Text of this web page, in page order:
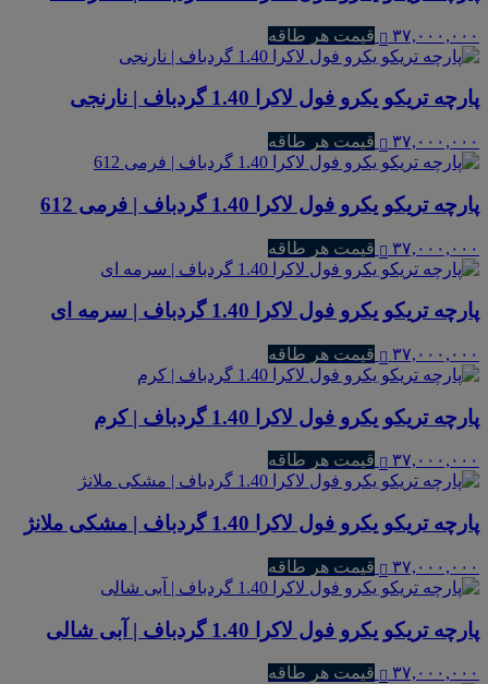
۳۷,۰۰۰,۰۰۰ قیمت هر طاقه
پارچه تریکو یکرو فول لاکرا 1.40 گردباف | نارنجی
۳۷,۰۰۰,۰۰۰ قیمت هر طاقه
پارچه تریکو یکرو فول لاکرا 1.40 گردباف | فرمی 612
۳۷,۰۰۰,۰۰۰ قیمت هر طاقه
پارچه تریکو یکرو فول لاکرا 1.40 گردباف | سرمه ای
۳۷,۰۰۰,۰۰۰ قیمت هر طاقه
پارچه تریکو یکرو فول لاکرا 1.40 گردباف | کرم
۳۷,۰۰۰,۰۰۰ قیمت هر طاقه
پارچه تریکو یکرو فول لاکرا 1.40 گردباف | مشکی ملانژ
۳۷,۰۰۰,۰۰۰ قیمت هر طاقه
پارچه تریکو یکرو فول لاکرا 1.40 گردباف | آبی شالی
۳۷,۰۰۰,۰۰۰ قیمت هر طاقه